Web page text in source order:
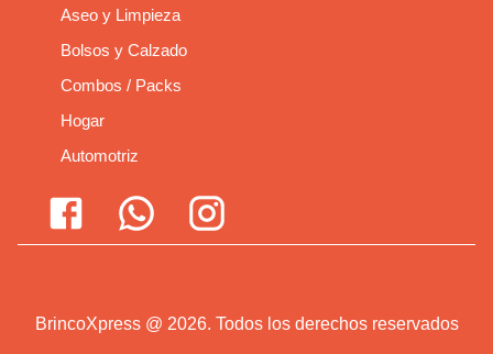
Aseo y Limpieza
Bolsos y Calzado
Combos / Packs
Hogar
Automotriz
BrincoXpress@ 2026. Todos los derechos reservados